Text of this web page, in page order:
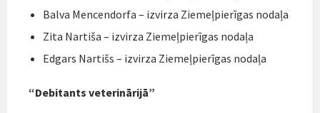
Balva Mencendorfa – izvirza Ziemeļpierīgas nodaļa
Zita Nartiša – izvirza Ziemeļpierīgas nodaļa
Edgars Nartišs – izvirza Ziemeļpierīgas nodaļa
“Debitants veterinārijā”